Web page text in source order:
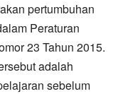
pertumbuhan
Peraturan
23 Tahun 2015.
adalah
sebelum